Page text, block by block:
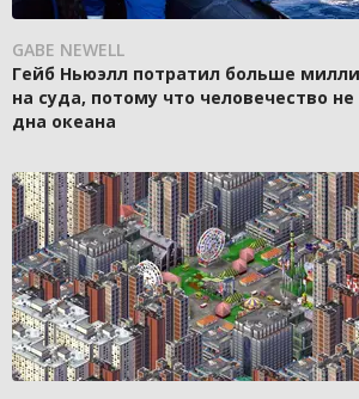
GABE NEWELL
Гейб Ньюэлл потратил больше
на суда, потому что человечество не
дна океана